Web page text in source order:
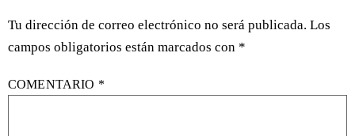
Tu dirección de correo electrónico no será publicada. Los
campos obligatorios están marcados con *
COMENTARIO *